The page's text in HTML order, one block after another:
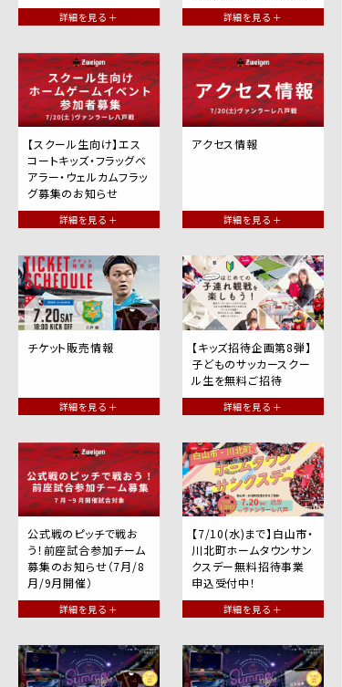
詳細を見る ＋ 詳細を見る ＋
【スクール生向け】エス
コートキッズ・フラッグベ
アラー・ウェルカムフラッ
グ募集のお知らせ
詳細を見る ＋
アクセス情報
詳細を見る ＋
チケット販売情報
詳細を見る ＋
【キッズ招待企画第8弾】
子どものサッカースクー
ル生を無料ご招待
詳細を見る ＋
公式戦のピッチで戦お
う！前座試合参加チーム
募集のお知らせ（7月/8
月/9月開催）
詳細を見る ＋
【7/10(水)まで】白山市・
川北町ホームタウンサン
クスデー無料招待事業
申込受付中！
詳細を見る ＋